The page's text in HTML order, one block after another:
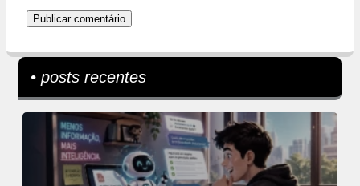
• posts recentes